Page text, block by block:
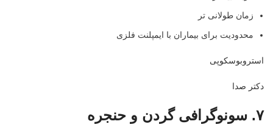
زمان طولانی تر
محدودیت برای بیماران با ایمپلنت فلزی
استروبوسکوپی
دکتر صدا
۷. سونوگرافی گردن و حنجره